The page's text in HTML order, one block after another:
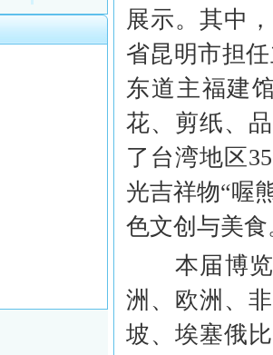
展示。其中
省昆明市担
东道主福建
花、剪纸、
了台湾地区
光吉祥物“喔
色文创与美食
本届博览
洲、欧洲、
坡、埃塞俄